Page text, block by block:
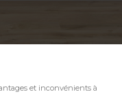
et inconvénients à